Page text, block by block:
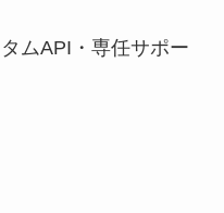
ムAPI・専任サポー